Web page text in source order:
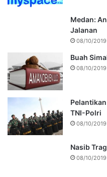
Medan:
Jalanan
08/10/2019
Buah
08/10/2019
TNI-Polri
08/10/2019
Nasib
08/10/2019